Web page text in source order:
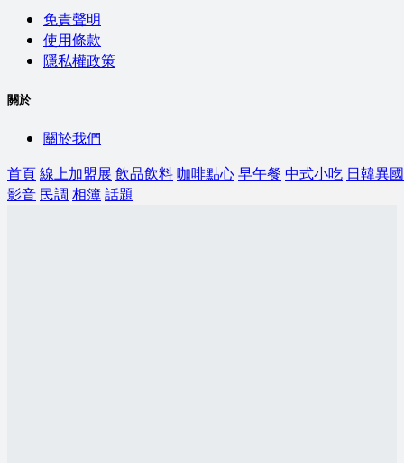
免責聲明
使用條款
隱私權政策
關於
關於我們
首頁線上加盟展 飲品飲料咖啡點心早午餐 中式小吃 日韓異國
影音 民調 相簿話題